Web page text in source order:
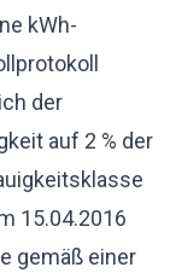
kWh-
der
auf 2 % der
15.04.2016
gemäß einer